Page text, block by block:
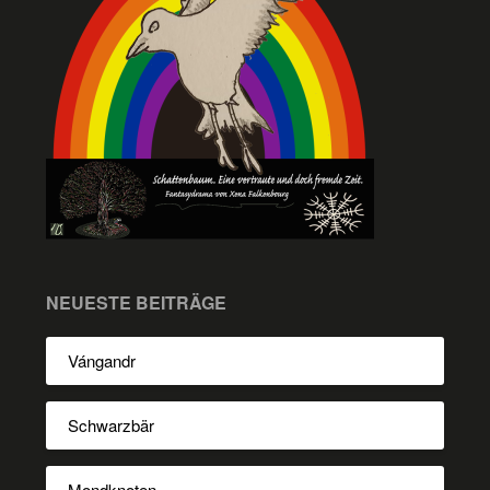
NEUESTE BEITRÄGE
Vángandr
Schwarzbär